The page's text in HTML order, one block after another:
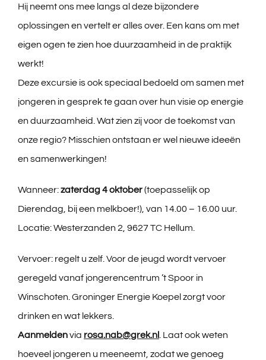
Hij neemt ons mee langs al deze bijzondere
oplossingen en vertelt er alles over. Een kans om met
eigen ogen te zien hoe duurzaamheid in de praktijk
werkt!
Deze excursie is ook speciaal bedoeld om samen met
jongeren in gesprek te gaan over hun visie op energie
en duurzaamheid. Wat zien zij voor de toekomst van
onze regio? Misschien ontstaan er wel nieuwe ideeën
en samenwerkingen!
Wanneer:zaterdag 4 oktober(toepasselijk op
Dierendag, bij een melkboer!), van 14.00 – 16.00 uur.
Locatie: Westerzanden 2, 9627 TC Hellum.
Vervoer: regelt u zelf. Voor de jeugd wordt vervoer
geregeld vanaf jongerencentrum ’t Spoor in
Winschoten. Groninger Energie Koepel zorgt voor
drinken en wat lekkers.
Aanmeldenvia rosa.nab@grek.nl
. Laat ook weten
hoeveel jongeren u meeneemt, zodat we genoeg